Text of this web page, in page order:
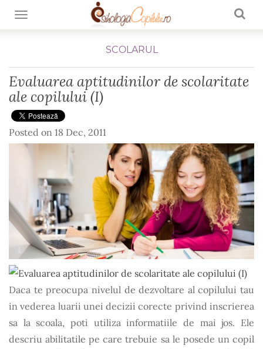
TOGGLE NAVIGATION
SCOLARUL
Evaluarea aptitudinilor de scolaritate
ale copilului (I)
Posted on 18 Dec, 2011
Daca te preocupa nivelul de dezvoltare al copilului tau
in vederea luarii unei decizii corecte privind inscrierea
sa la scoala, poti utiliza informatiile de mai jos. Ele
descriu abilitatile pe care trebuie sa le posede un copil